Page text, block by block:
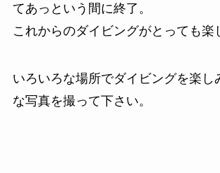
てあっという間に終了。
これからのダイビングがとっても楽
いろいろな場所でダイビングを楽し
な写真を撮って下さい。